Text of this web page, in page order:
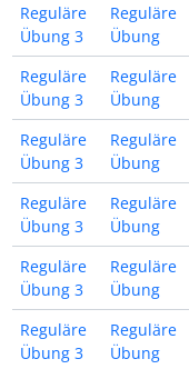
Reguläre
Übung 3
Reguläre
Übung
Reguläre
Übung 3
Reguläre
Übung
Reguläre
Übung 3
Reguläre
Übung
Reguläre
Übung 3
Reguläre
Übung
Reguläre
Übung 3
Reguläre
Übung
Reguläre
Übung 3
Reguläre
Übung